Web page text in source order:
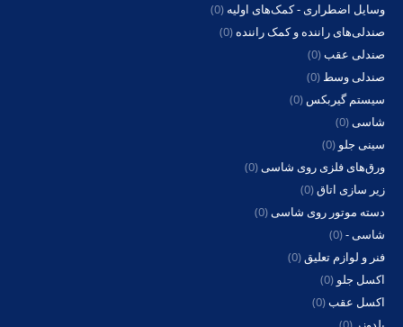
وسایل اضطراری - کمک‌های اولیه (0)
صندلی‌های راننده و کمک راننده (0)
صندلی عقب(0)
صندلی وسط (0)
سیستم گیربکس (0)
شاسی(0)
سینی جلو (0)
ورق‌های فلزی روی شاسی(0)
زیر سازی اتاق(0)
دسته موتور روی شاسی(0)
شاسی -(0)
فنر و لوازم تعلیق(0)
اکسل جلو (0)
اکسل عقب(0)